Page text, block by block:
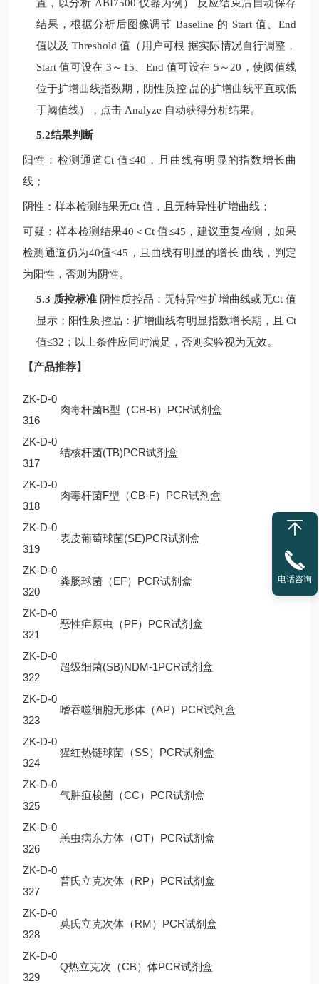
置，以分析 ABI7500仪器为例）
反应结束后自动保存
结果，根据分析后图像调节Baseline 的 Start值、End
值以及 Threshold值（用户可根 据实际情况自行调整，
Start值可设在 3 ～ 15 End 值可设在 5 ～ 20 ，使阈值线
位于扩增曲线指数期，阴性质控品的扩增曲线平直或低
于阈值线），点击 Analyze 自动获得分析结果。
5.2结果判断
阳性：检测通道Ct 值≤40 ，且曲线有明显的指数增长曲
线；
阴性：样本检测结果无Ct 值，且无特异性扩增曲线；
可疑：样本检测结果40 ＜Ct值≤45 ，建议重复检测，如果
检测通道仍为40值≤45 ，且曲线有明显的增长 曲线，判定
为阳性，否则为阴性。
5.3 质控标准 阴性质控品：无特异性扩增曲线或无Ct值
显示；阳性质控品：扩增曲线有明显指数增长期，且 Ct
值≤32 ；以上条件应同时满足，否则实验视为无效。
【产品推荐】
ZK-D-0
316
肉毒杆菌B型（CB-B）PCR试剂盒
ZK-D-0
317
结核杆菌(TB)PCR试剂盒
ZK-D-0
318
肉毒杆菌F型（CB-F）PCR试剂盒
ZK-D-0
319
表皮葡萄球菌(SE)PCR试剂盒
ZK-D-0
320
粪肠球菌（EF）PCR试剂盒
ZK-D-0
321
恶性疟原虫（PF）PCR试剂盒
ZK-D-0
322
超级细菌(SB)NDM-1PCR试剂盒
ZK-D-0
323
嗜吞噬细胞无形体（AP）PCR试剂盒
ZK-D-0
324
猩红热链球菌（SS）PCR试剂盒
ZK-D-0
325
气肿疽梭菌（CC）PCR试剂盒
ZK-D-0
326
恙虫病东方体（OT）PCR试剂盒
ZK-D-0
327
普氏立克次体（RP）PCR试剂盒
ZK-D-0
328
莫氏立克次体（RM）PCR试剂盒
ZK-D-0
329
Q热立克次（CB）体PCR试剂盒
电话咨询